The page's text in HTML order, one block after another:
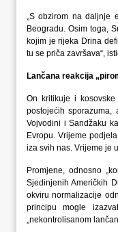
„S obzirom na daljnje
Beogradu. Osim toga,
kojim je rijeka Drina
tu se priča završava“,
Lančana reakcija
On kritikuje i
postojećih
Vojvodini i Sandžaku
Evropu. Vrijeme
iza svih nas. Vrijeme je
Promjene, odnosno
Sjedinjenih Američkih
okviru normalizacije
principu mogle
„nekontrolisanom